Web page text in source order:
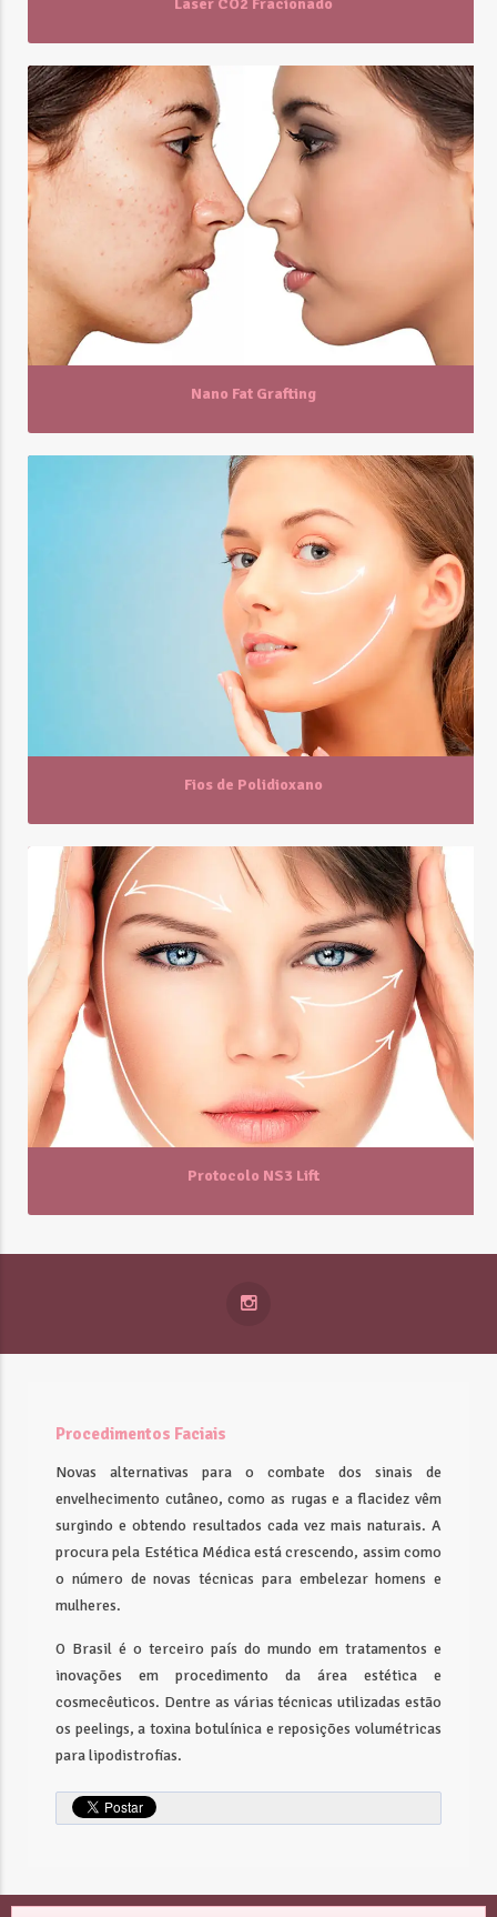
Nano Fat Grafting
Fios de Polidioxano
Protocolo NS3 Lift
Procedimentos Faciais
Novas alternativas para o combate dos sinais de
envelhecimento cutâneo, como as rugas e a flacidez vêm
surgindo e obtendo resultados cada vez mais naturais. A
procura pela Estética Médica está crescendo, assim como
o número de novas técnicas para embelezar homens e
mulheres.
O Brasil é o terceiro país do mundo em tratamentos e
inovações em procedimento da área estética e
cosmecêuticos. Dentre as várias técnicas utilizadas estão
os peelings, a toxina botulínica e reposições volumétricas
para lipodistrofias.